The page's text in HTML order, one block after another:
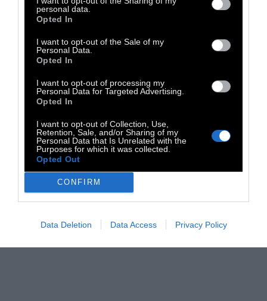
personal data.
Opted In
I want to opt-out of the Sale of my
Personal Data.
Opted In
I want to opt-out of processing my
Personal Data for Targeted Advertising.
Opted In
I want to opt-out of Collection, Use,
Retention, Sale, and/or Sharing of my
Personal Data that Is Unrelated with the
Purposes for which it was collected.
Opted Out
CONFIRM
Data Deletion Data Access Privacy Policy